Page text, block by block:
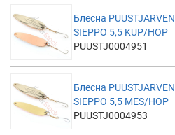
Блесна PUUSTJARVEN
SIEPPO 5,5 KUP/HOP
PUUSTJ0004951
Блесна PUUSTJARVEN
SIEPPO 5,5 MES/HOP
PUUSTJ0004953